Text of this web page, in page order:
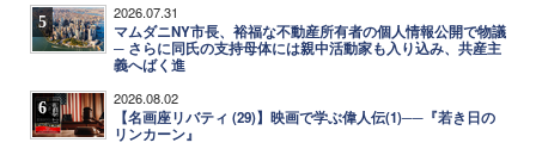
5 2026.07.31
マムダニNY市長、裕福な不動産所有者の個人情報公開で物議
─ さらに同氏の支持母体には親中活動家も入り込み、共産主
義へばく進
6 2026.08.02
【名画座リバティ (29)】映画で学ぶ偉人伝(1)──『若き日の
リンカーン』